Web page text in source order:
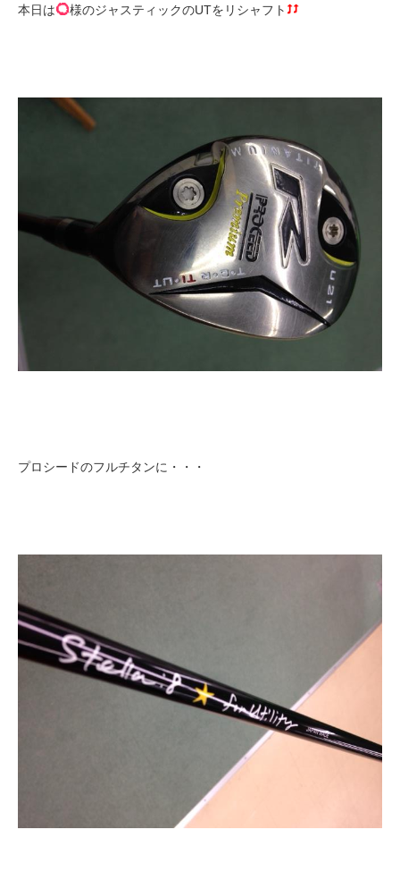
本日は 様のジャスティックのUTをリシャフト
プロシードのフルチタンに・・・